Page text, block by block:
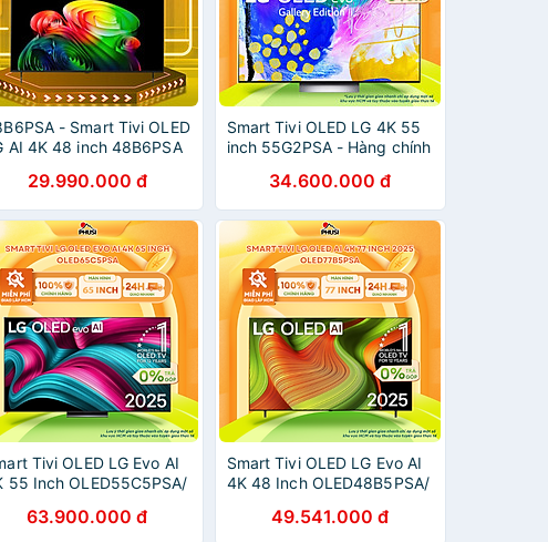
- Smart Tivi OLED
AI 4K 48 inch 48B6PSA
HÃNG - GIAO HCM
29.990.000 đ
Smart Tivi OLED LG 4K 55
inch 55G2PSA - Hàng chính
34.600.000 đ
Tivi OLED LG Evo AI
55 Inch OLED55C5PSA/
OLED77C5PSA/ 83
63.900.000 đ
Smart Tivi OLED LG Evo AI
4K 48 Inch OLED48B5PSA/
Inch OLED65B5PSA/ 77
49.541.000 đ